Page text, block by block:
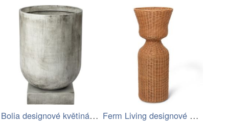
Bolia designové květináče Podium Plant… Ferm Living designové stojany na…